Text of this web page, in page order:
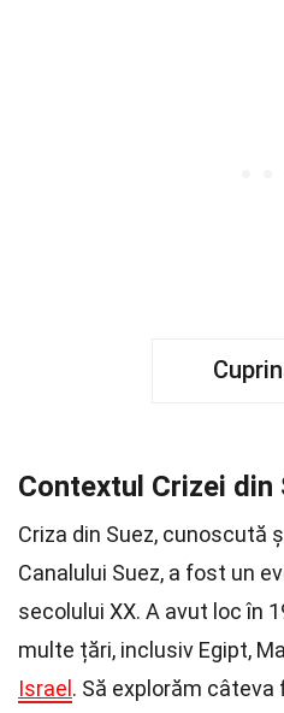
Contextul Crizei din
Criza din Suez, cunoscută
Canalului Suez, a fost un
secolului XX. A avut loc în
multe țări, inclusiv Egipt,
Israel . Să explorăm